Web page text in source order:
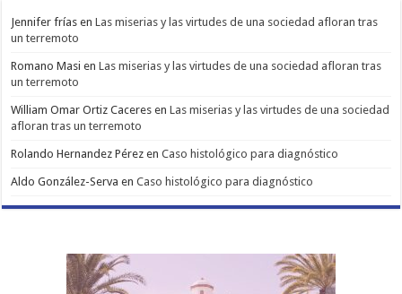
Jennifer frías enLas miserias y las virtudes de una sociedad afloran tras
un terremoto
Romano Masi enLas miserias y las virtudes de una sociedad afloran tras
un terremoto
William Omar Ortiz Caceres enLas miserias y las virtudes de una sociedad
afloran tras un terremoto
Rolando Hernandez Pérez enCaso histológico para diagnóstico
Aldo González-Serva enCaso histológico para diagnóstico